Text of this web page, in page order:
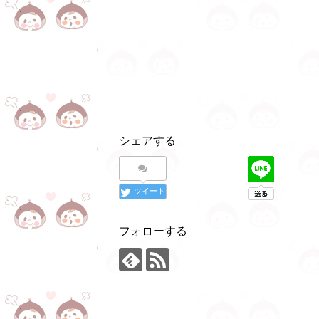
シェアする
ツイート
フォローする